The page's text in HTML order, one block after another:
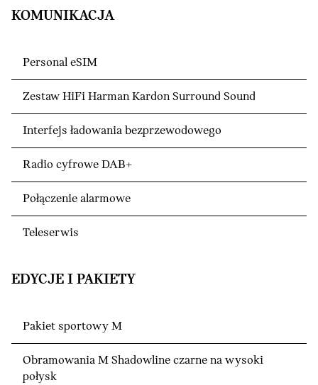
KOMUNIKACJA
Personal eSIM
Zestaw HiFi Harman Kardon Surround Sound
Interfejs ładowania bezprzewodowego
Radio cyfrowe DAB+
Połączenie alarmowe
Teleserwis
EDYCJE I PAKIETY
Pakiet sportowy M
Obramowania M Shadowline czarne na wysoki
połysk